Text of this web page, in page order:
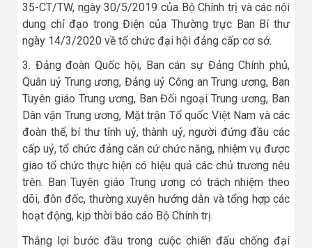
35-CT/TW, ngày 30/5/2019 của Bộ Chính trị và các nội
dung chỉ đạo trong Điện của Thường trực Ban Bí thư
ngày 14/3/2020 về tổ chức đại hội đảng cấp cơ sở.
3. Đảng đoàn Quốc hội, Ban cán sự Đảng Chính phủ,
Quân uỷ Trung ương, Đảng uỷ Công an Trung ương, Ban
Tuyên giáo Trung ương, Ban Đối ngoại Trung ương, Ban
Dân vận Trung ương, Mặt trận Tổ quốc Việt Nam và các
đoàn thể, bí thư tỉnh uỷ, thành uỷ, người đứng đầu các
cấp uỷ, tổ chức đảng căn cứ chức năng, nhiệm vụ được
giao tổ chức thực hiện có hiệu quả các chủ trương nêu
trên. Ban Tuyên giáo Trung ương có trách nhiệm theo
dõi, đôn đốc, thường xuyên hướng dẫn và tổng hợp các
hoạt động, kịp thời báo cáo Bộ Chính trị.
Thắng lợi bước đầu trong cuộc chiến đấu chống đại